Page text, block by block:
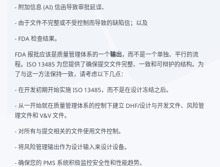
- 附加信息 (AI) 信函导致审批延误、
- 由于文件不完整或不受控制而导致的缺陷信；以及
- FDA 检查结果。
FDA 报批应该是质量管理体系的一个输出，而不是一个单独、平行的流
程。ISO 13485 为您提供了确保提交文件完整、一致和可辩护的结构。为
了与这一方法保持一致，请考虑以下几点：
- 在开发初期开始实施 ISO 13485，而不是在设计冻结之后。
- 从一开始就在质量管理体系的控制下建立 DHF/设计与开发文件、风险管
理文件和 V&V 文件。
- 对所有与提交相关的文件使用文件控制。
- 将风险管理输出作为设计输入来设计设备。
- 确保您的 PMS 系统积极监控安全性和性能趋势。